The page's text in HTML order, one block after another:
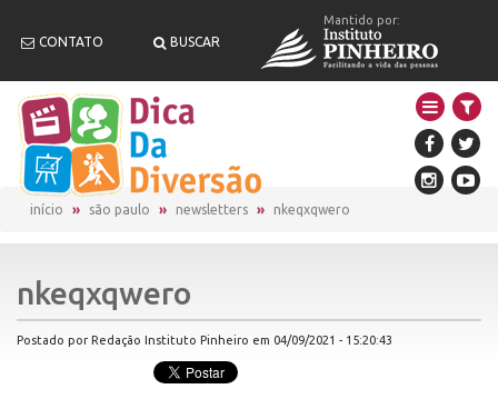
CONTATO BUSCAR
Mantido por:
início são paulo newsletters nkeqxqwero
nkeqxqwero
Postado por Redação Instituto Pinheiro em 04/09/2021 - 15:20:43